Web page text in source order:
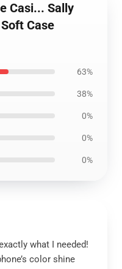
Casi... Sally
Case
63%
38%
0%
0%
0%
what I needed!
color shine